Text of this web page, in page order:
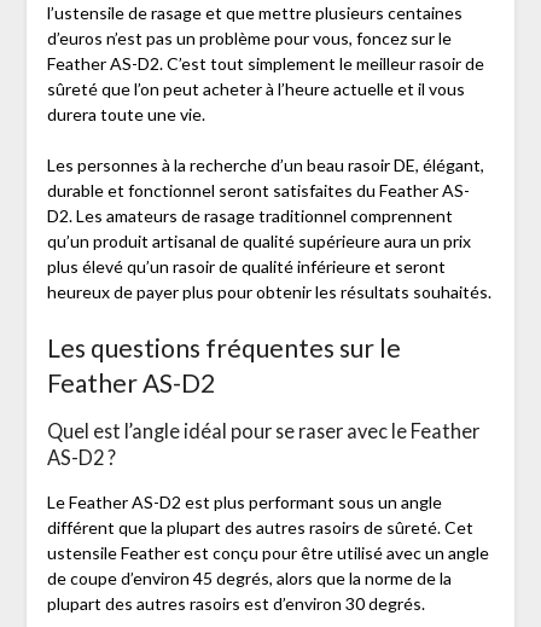
l’ustensile de rasage et que mettre plusieurs centaines
d’euros n’est pas un problème pour vous, foncez sur le
Feather AS-D2. C’est tout simplement le meilleur rasoir de
sûreté que l’on peut acheter à l’heure actuelle et il vous
durera toute une vie.
Les personnes à la recherche d’un beau rasoir DE, élégant,
durable et fonctionnel seront satisfaites du Feather AS-
D2. Les amateurs de rasage traditionnel comprennent
qu’un produit artisanal de qualité supérieure aura un prix
plus élevé qu’un rasoir de qualité inférieure et seront
heureux de payer plus pour obtenir les résultats souhaités.
Les questions fréquentes sur le
Feather AS-D2
Quel est l’angle idéal pour se raser avec le Feather
AS-D2 ?
Le Feather AS-D2 est plus performant sous un angle
différent que la plupart des autres rasoirs de sûreté. Cet
ustensile Feather est conçu pour être utilisé avec un angle
de coupe d’environ 45 degrés, alors que la norme de la
plupart des autres rasoirs est d’environ 30 degrés.